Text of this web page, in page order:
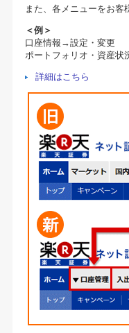
また、各メニューをお
＜例＞
口座情報→設定・変更
ポートフォリオ・資産
詳細はこちら